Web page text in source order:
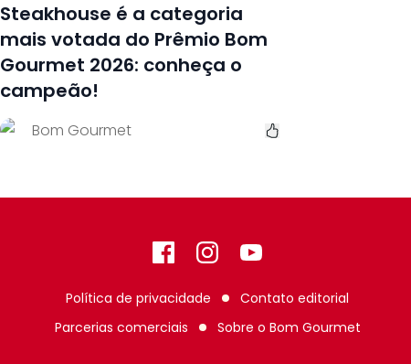
Steakhouse é a categoria
mais votada do Prêmio Bom
Gourmet 2026: conheça o
campeão!
Bom Gourmet
FacebookInstagram
GitHub
Política de privacidade
Contato editorial
Parcerias comerciais
Sobre o Bom Gourmet